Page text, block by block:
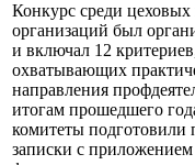
Конкурс среди
организаций был
и включал 12
охватывающих
направления
итогам прошедшего
комитеты подготовили
записки с приложением